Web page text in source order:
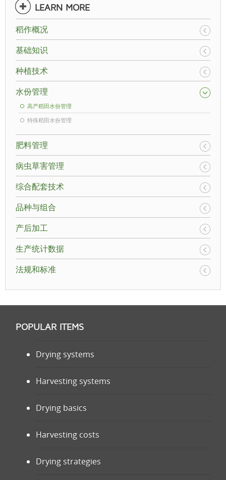
LEARN MORE
稻作概况
基础知识
种植技术
水份管理
高产稻田水份管理
特殊稻田水份管理
肥料管理
病虫草害管理
综合配套技术
品种与组合
产后加工
生产统计数据
法规和标准
POPULAR ITEMS
Drying systems
Harvesting systems
Drying basics
Harvesting costs
Drying strategies